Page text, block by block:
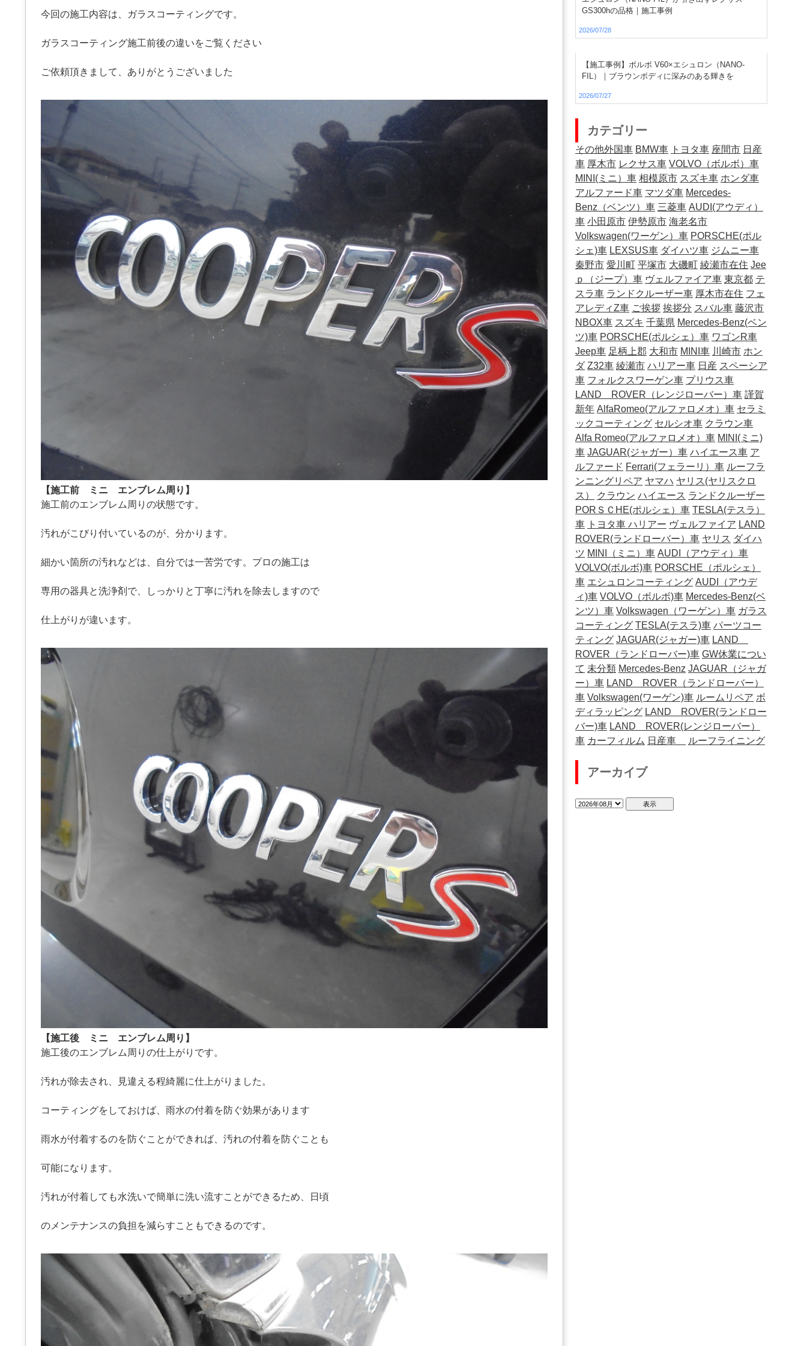
今回の施工内容は、ガラスコーティングです。
ガラスコーティング施工前後の違いをご覧ください
ご依頼頂きまして、ありがとうございました
【施工前 ミニ エンブレム周り】
施工前のエンブレム周りの状態です。
汚れがこびり付いているのが、分かります。
細かい箇所の汚れなどは、自分では一苦労です。プロの施工は
専用の器具と洗浄剤で、しっかりと丁寧に汚れを除去しますので
仕上がりが違います。
【施工後 ミニ エンブレム周り】
施工後のエンブレム周りの仕上がりです。
汚れが除去され、見違える程綺麗に仕上がりました。
コーティングをしておけば、雨水の付着を防ぐ効果があります
雨水が付着するのを防ぐことができれば、汚れの付着を防ぐことも
可能になります。
汚れが付着しても水洗いで簡単に洗い流すことができるため、日頃
のメンテナンスの負担を減らすこともできるのです。
GS300hの品格｜施工事例
2026/07/28
【施工事例】ボルボ V60×エシュロン（NANO-
FIL）｜ブラウンボディに深みのある輝きを
2026/07/27
カテゴリー
その他外国車 BMW車 トヨタ車 座間市 日産
車 厚木市 レクサス車 VOLVO（ボルボ）車
MINI(ミニ）車 相模原市 スズキ車 ホンダ車
アルファード車 マツダ車 Mercedes-
Benz（ベンツ）車 三菱車 AUDI(アウディ）
車 小田原市 伊勢原市 海老名市
Volkswagen(ワーゲン）車 PORSCHE(ポル
シェ)車 LEXSUS車 ダイハツ車 ジムニー車
秦野市 愛川町 平塚市 大磯町 綾瀬市在住 Jee
ｐ（ジープ）車 ヴェルファイア車 東京都 テ
スラ車 ランドクルーザー車 厚木市在住 フェ
アレディZ車 ご挨拶 挨拶分 スバル車 藤沢市
NBOX車 スズキ 千葉県 Mercedes-Benz(ベン
ツ)車 PORSCHE(ポルシェ）車 ワゴンR車
Jeep車 足柄上郡 大和市 MINI車 川崎市 ホン
ダ Z32車 綾瀬市 ハリアー車 日産 スペーシア
車 フォルクスワーゲン車 プリウス車
LAND ROVER（レンジローバー）車 謹賀
新年 AlfaRomeo(アルファロメオ）車 セラミ
ックコーティング セルシオ車 クラウン車
Alfa Romeo(アルファロメオ）車 MINI(ミニ)
車 JAGUAR(ジャガー）車 ハイエース車 ア
ルファード Ferrari(フェラーリ）車 ルーフラ
ンニングリペア ヤマハ ヤリス(ヤリスクロ
ス）
クラウン ハイエース ランドクルーザー
PORＳＣHE(ポルシェ）車 TESLA(テスラ）
車 トヨタ車 ハリアー ヴェルファイア LAND
ROVER(ランドローバー）車 ヤリス ダイハ
ツ MINI（ミニ）車 AUDI（アウディ）車
VOLVO(ボルボ)車 PORSCHE（ポルシェ）
車 エシュロンコーティング AUDI（アウデ
ィ)車 VOLVO（ボルボ)車 Mercedes-Benz(ベ
ンツ）車 Volkswagen（ワーゲン）車 ガラス
コーティング TESLA(テスラ)車 パーツコー
ティング JAGUAR(ジャガー)車 LAND
ROVER（ランドローバー)車 GW休業につい
て 未分類 Mercedes-Benz JAGUAR（ジャガ
ー）車 LAND ROVER（ランドローバー）
車 Volkswagen(ワーゲン)車 ルームリペア ボ
ディラッピング LAND ROVER(ランドロー
バー)車 LAND ROVER(レンジローバー）
車 カーフィルム 日産車 ルーフライニング
アーカイブ